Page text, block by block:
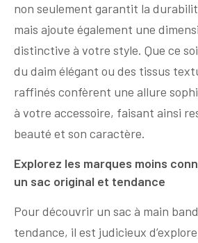
non seulement garantit la
mais ajoute également une
distinctive à votre style. Que ce
du daim élégant ou des tissus
raffinés confèrent une allure
à votre accessoire, faisant ainsi
beauté et son caractère.
Explorez les marques moins
un sac original et tendance
Pour découvrir un sac à main
tendance, il est judicieux